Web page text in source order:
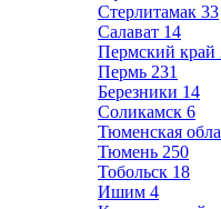
Стерлитамак 33
Салават 14
Пермский край
Пермь 231
Березники 14
Соликамск 6
Тюменская
Тюмень 250
Тобольск 18
Ишим 4